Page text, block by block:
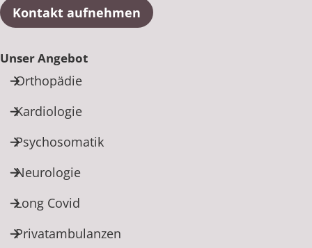
Kontakt aufnehmen
Unser Angebot
Orthopädie
Kardiologie
Psychosomatik
Neurologie
Long Covid
Privatambulanzen